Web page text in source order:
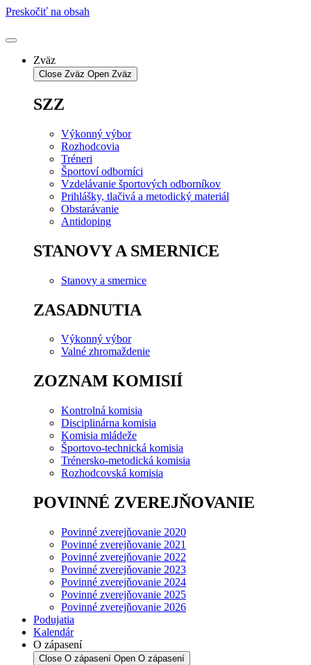
Preskočiť na obsah
Zväz
Close Zväz Open Zväz
SZZ
Výkonný výbor
Rozhodcovia
Tréneri
Športoví odborníci
Vzdelávanie športových odborníkov
Prihlášky, tlačivá a metodický materiál
Obstarávanie
Antidoping
STANOVY A SMERNICE
Stanovy a smernice
ZASADNUTIA
Výkonný výbor
Valné zhromaždenie
ZOZNAM KOMISIÍ
Kontrolná komisia
Disciplinárna komisia
Komisia mládeže
Športovo-technická komisia
Trénersko-metodická komisia
Rozhodcovská komisia
POVINNÉ ZVEREJŇOVANIE
Povinné zverejňovanie 2020
Povinné zverejňovanie 2021
Povinné zverejňovanie 2022
Povinné zverejňovanie 2023
Povinné zverejňovanie 2024
Povinné zverejňovanie 2025
Povinné zverejňovanie 2026
Podujatia
Kalendár
O zápasení
Close O zápasení Open O zápasení